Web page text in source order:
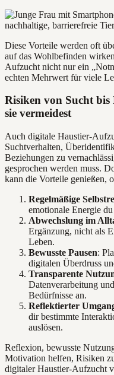
Diese Vorteile werden oft
auf das Wohlbefinden
Aufzucht nicht nur ein
echten Mehrwert für viele
Risiken von Sucht
sie vermeidest
Auch digitale Haustier-
Suchtverhalten,
Beziehungen zu
gesprochen werden muss.
kann die Vorteile genießen,
Regelmäßige
emotionale Energie
Abwechslung im
Ergänzung, nicht als
Leben.
Bewusste Pausen:
digitalen Überdruss
Transparente
Datenverarbeitung
Bedürfnisse an.
Reflektierter
dir bestimmte
auslösen.
Reflexion, bewusste
Motivation helfen, Risiken
digitaler Haustier-Aufzucht